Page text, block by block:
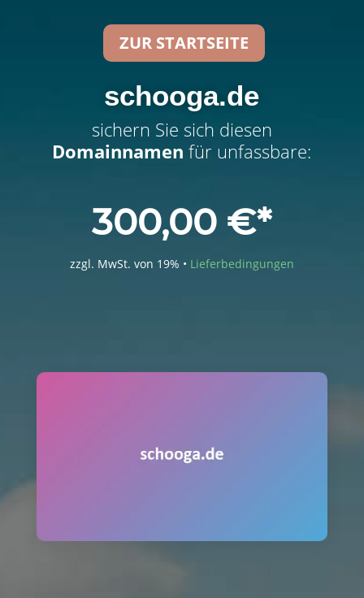
schooga.de
sichern Sie sich diesen
Domainnamen für unfassbare:
300,00 €
zzgl. MwSt. von 19% • Lieferbedingungen
ZUR STARTSEITE